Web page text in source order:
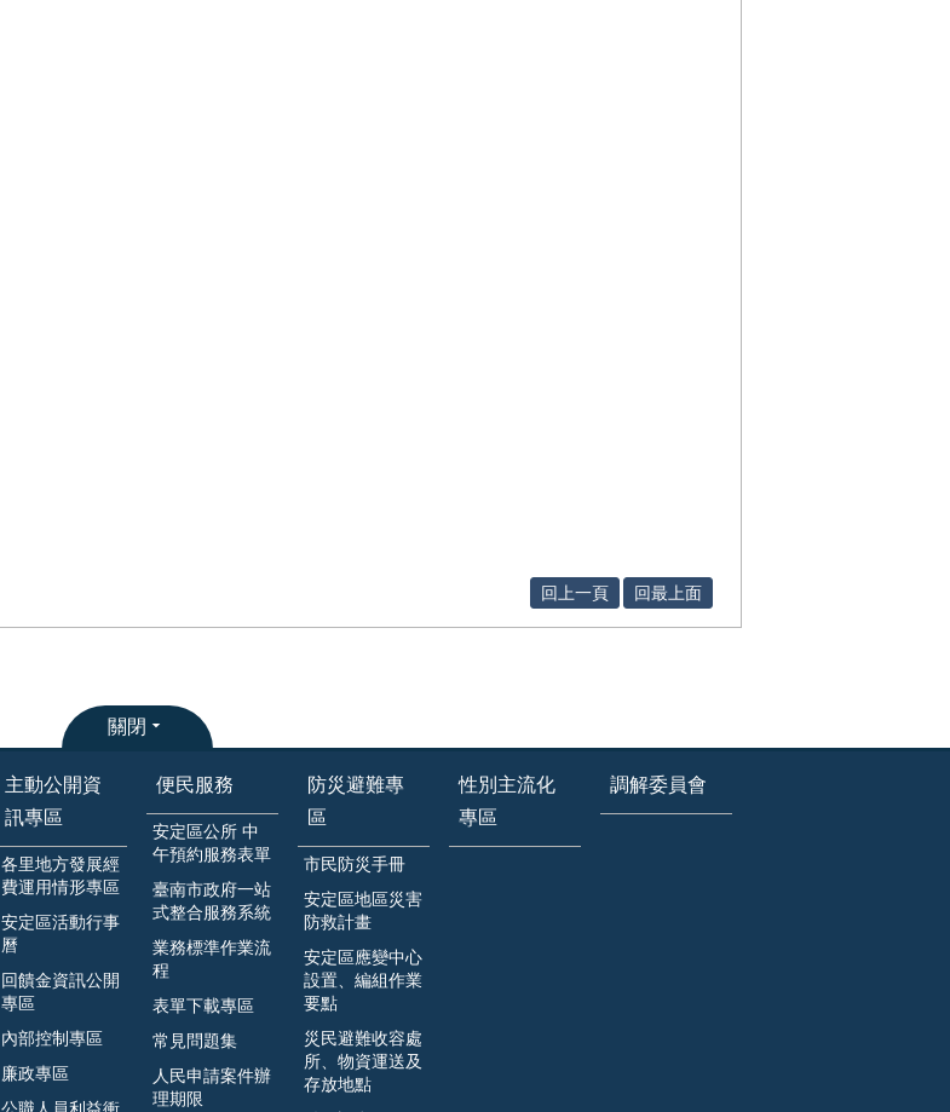
回上一頁 回最上面
關閉
主動公開資
訊專區
各里地方發展經
費運用情形專區
安定區活動行事
曆
回饋金資訊公開
專區
內部控制專區
廉政專區
便民服務
安定區公所 中
午預約服務表單
臺南市政府一站
式整合服務系統
業務標準作業流
程
表單下載專區
常見問題集
人民申請案件辦
理期限
防災避難專
區
市民防災手冊
安定區地區災害
防救計畫
安定區應變中心
設置、編組作業
要點
災民避難收容處
所、物資運送及
存放地點
性別主流化
專區
調解委員會